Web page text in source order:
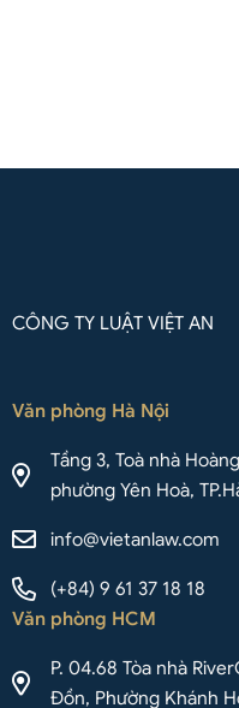
CÔNG TY LUẬT VIỆT AN
Văn phòng Hà Nội
Tầng 3, Toà nhà
phường Yên Hoà,
info@vietanlaw.com
(+84) 9 61 37 18 18
Văn phòng HCM
P. 04.68 Tòa nhà
Đồn, Phường Khánh